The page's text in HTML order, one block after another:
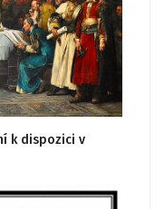
k dispozici v